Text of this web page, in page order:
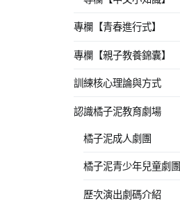
專欄【青春進行式】
專欄【親子教養錦囊】
訓練核心理論與方式
認識橘子泥教育劇場
橘子泥成人劇團
橘子泥青少年兒童劇團
歷次演出劇碼介紹